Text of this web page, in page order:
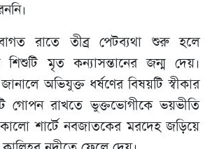
রাতে তীব্র পেটব্যথা শুরু হলে
মৃত কন্যাসন্তানের জন্ম দেয়।
অভিযুক্ত ধর্ষণের বিষয়টি স্বীকার
গোপন রাখতে ভুক্তভোগীকে ভয়ভীতি
শার্টে নবজাতকের মরদেহ জড়িয়ে